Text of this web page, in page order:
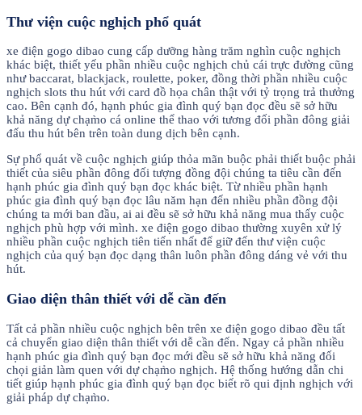
Thư viện cuộc nghịch phổ quát
xe điện gogo dibao cung cấp dưỡng hàng trăm nghìn cuộc nghịch
khác biệt, thiết yếu phần nhiều cuộc nghịch chủ cái trực đường cũng
như baccarat, blackjack, roulette, poker, đồng thời phần nhiều cuộc
nghịch slots thu hút với card đồ họa chân thật với tỷ trọng trả thưởng
cao. Bên cạnh đó, hạnh phúc gia đình quý bạn đọc đều sẽ sở hữu
khả năng dự chạm̀o cá online thể thao với tương đối phần đông giải
đấu thu hút bên trên toàn dung dịch bên cạnh.
Sự phổ quát về cuộc nghịch giúp thỏa mãn buộc phải thiết buộc phải
thiết của siêu phần đông đối tượng đồng đội chúng ta tiêu cần đến
hạnh phúc gia đình quý bạn đọc khác biệt. Từ nhiều phần hạnh
phúc gia đình quý bạn đọc lâu năm hạn đến nhiều phần đồng đội
chúng ta mới ban đầu, ai ai đều sẽ sở hữu khả năng mua thấy cuộc
nghịch phù hợp với mình. xe điện gogo dibao thường xuyên xử lý
nhiều phần cuộc nghịch tiên tiến nhất để giữ đến thư viện cuộc
nghịch của quý bạn đọc dạng thân luôn phần đông dáng vẻ với thu
hút.
Giao diện thân thiết với dễ cần đến
Tất cả phần nhiều cuộc nghịch bên trên xe điện gogo dibao đều tất
cả chuyển giao diện thân thiết với dễ cần đến. Ngay cả phần nhiều
hạnh phúc gia đình quý bạn đọc mới đều sẽ sở hữu khả năng đối
chọi giản làm quen với dự chạm̀o nghịch. Hệ thống hướng dẫn chi
tiết giúp hạnh phúc gia đình quý bạn đọc biết rõ qui định nghịch với
giải pháp dự chạm̀o.